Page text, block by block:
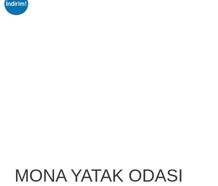
İndirim!
MONA YATAK ODASI